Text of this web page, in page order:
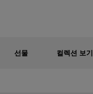
선물 컬렉션 보기